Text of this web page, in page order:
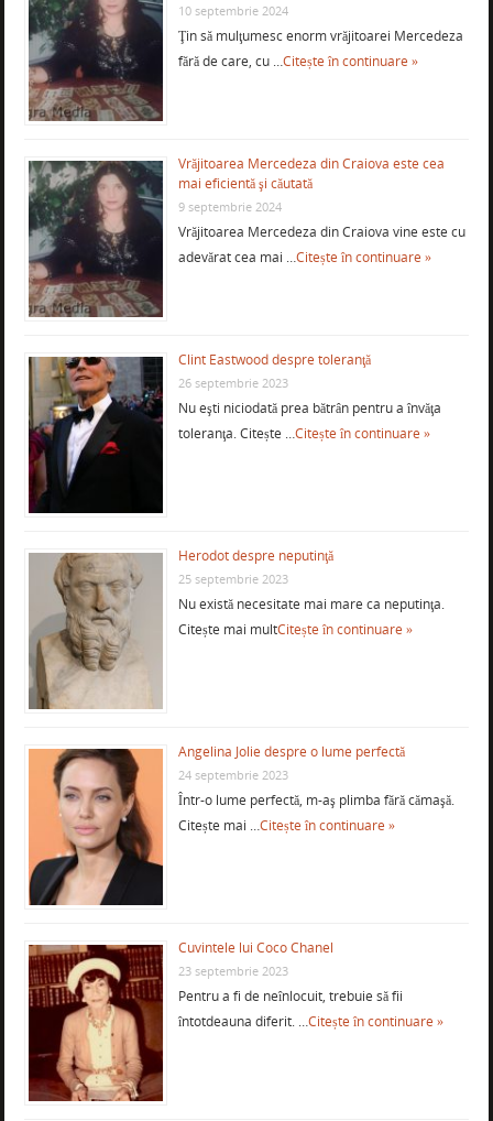
10 septembrie 2024
Ţin să mulţumesc enorm vrăjitoarei Mercedeza
fără de care, cu …Citește în continuare »
Vrăjitoarea Mercedeza din Craiova este cea
mai eficientă şi căutată
9 septembrie 2024
Vrăjitoarea Mercedeza din Craiova vine este cu
adevărat cea mai …Citește în continuare »
Clint Eastwood despre toleranţă
26 septembrie 2023
Nu eşti niciodată prea bătrân pentru a învăţa
toleranţa. Citește …Citește în continuare »
Herodot despre neputinţă
25 septembrie 2023
Nu există necesitate mai mare ca neputinţa.
Citește mai multCitește în continuare »
Angelina Jolie despre o lume perfectă
24 septembrie 2023
Într-o lume perfectă, m-aş plimba fără cămaşă.
Citește mai …Citește în continuare »
Cuvintele lui Coco Chanel
23 septembrie 2023
Pentru a fi de neînlocuit, trebuie să fii
întotdeauna diferit. …Citește în continuare »